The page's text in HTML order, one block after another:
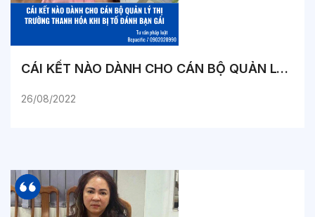
CÁI KẾT NÀO DÀNH CHO CÁN BỘ QUẢN LÝ THỊ TRƯỜNG THANH HÓA KHI BỊ TỐ ĐÁNH BẠN GÁI
26/08/2022